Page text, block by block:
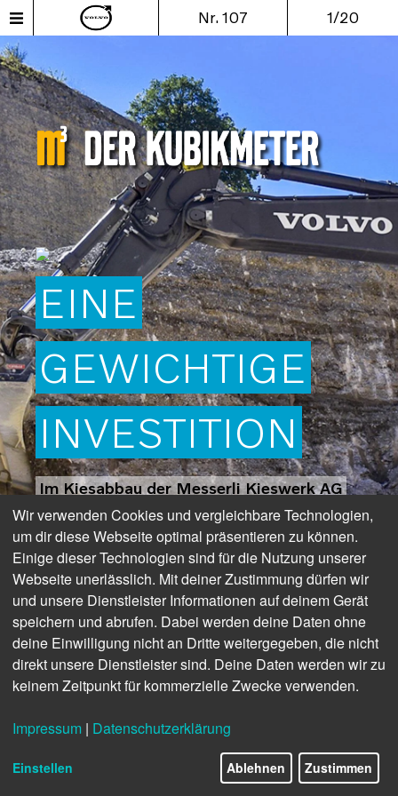
Nr. 107 1/20
EINE
GEWICHTIGE
INVESTITION
Im Kiesabbau der Messerli Kieswerk AG
zeigt der EC750E, welche Kraft in ihm
steckt.
Wir verwenden Cookies und vergleichbare Technologien,
um dir diese Webseite optimal präsentieren zu können.
Einige dieser Technologien sind für die Nutzung unserer
Webseite unerlässlich. Mit deiner Zustimmung dürfen wir
und unsere Dienstleister Informationen auf deinem Gerät
speichern und abrufen. Dabei werden deine Daten ohne
deine Einwilligung nicht an Dritte weitergegeben, die nicht
direkt unsere Dienstleister sind. Deine Daten werden wir zu
keinem Zeitpunkt für kommerzielle Zwecke verwenden.
Impressum | Datenschutzerklärung
Einstellen Ablehnen Zustimmen